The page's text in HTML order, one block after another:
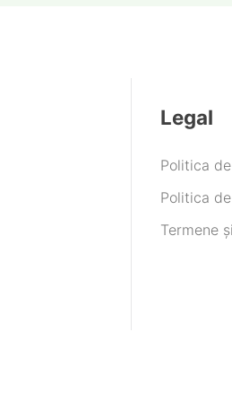
Legal
Politica
Politica
Termene